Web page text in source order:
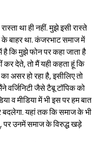
था ही नहीं. मुझे इसी रास्ते
के बाहर था. कंजरभाट समाज में
है कि मुझे फोन पर कहा जाता है
देते, तो मैं यही कहता हूं कि
असर हो रहा है, इसीलिए तो
वर्जिनिटी जैसे टैबू टॉपिक को
व मीडिया में भी इस पर हम बात
बदलेगा. यहां तक कि समाज के भी
पर उनमें समाज के विरुद्ध खड़े